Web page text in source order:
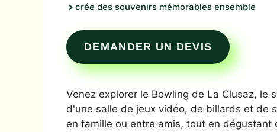
crée des souvenirs mémorables ensemble
DEMANDER UN DEVIS
Venez explorer le Bowling de La Clusaz, le
d'une salle de jeux vidéo, de billards et de
en famille ou entre amis, tout en